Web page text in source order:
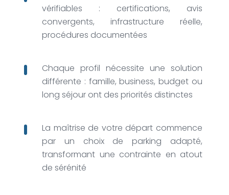
vérifiables : certifications, avis
convergents, infrastructure réelle,
procédures documentées
Chaque profil nécessite une solution
différente : famille, business, budget ou
long séjour ont des priorités distinctes
La maîtrise de votre départ commence
par un choix de parking adapté,
transformant une contrainte en atout
de sérénité